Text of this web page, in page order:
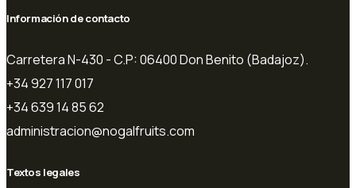
Información de contacto
Carretera N-430 - C.P: 06400 Don Benito (Badajoz).
+34 927 117 017
+34 639 14 85 62
administracion@nogalfruits.com
Textos legales